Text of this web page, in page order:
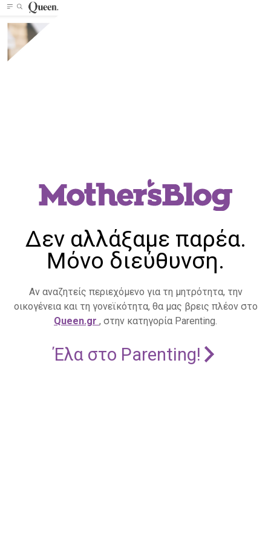
Δεν αλλάξαμε παρέα.
Μόνο διεύθυνση.
Αν αναζητείς περιεχόμενο για τη μητρότητα, την
οικογένεια και τη γονεϊκότητα, θα μας βρεις πλέον στο
Queen.gr , στην κατηγορία Parenting.
Έλα στο Parenting!